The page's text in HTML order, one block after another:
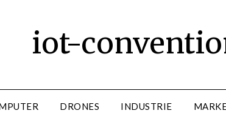
iot-
DRONES INDUSTRIE